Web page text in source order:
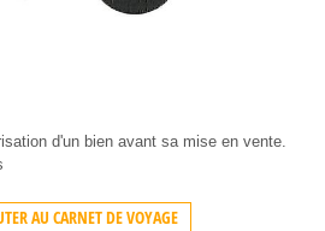
d'un bien avant sa mise en vente.
AU CARNET DE VOYAGE